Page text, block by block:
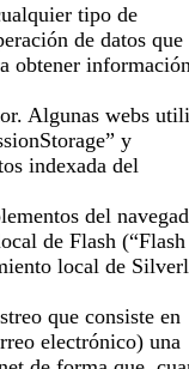
tipo de
de datos que
obtener
Algunas webs
y
indexada del
del
de Flash (“Flash
local de
que consiste en
electrónico) una